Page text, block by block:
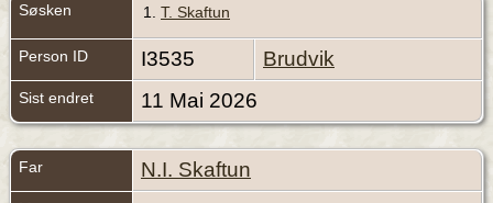
Søsken 1. T. Skaftun
Person ID I3535 Brudvik
Sist endret 11 Mai 2026
Far N.I. Skaftun